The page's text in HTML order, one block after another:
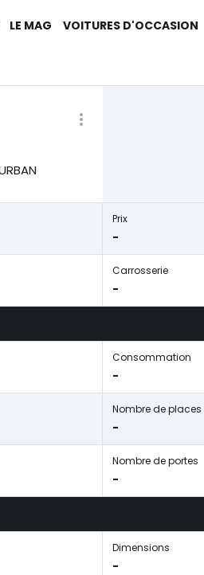
LE MAG VOITURES D'OCCASION
Prix
-
Carrosserie
-
Consommation
-
Nombre de places
-
Nombre de portes
-
Dimensions
-